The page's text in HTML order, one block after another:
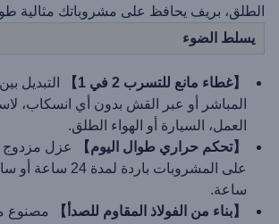
الطلق، بريف يحافظ على مشروباتك مثالية
يسلط الضوء
【غطاء مانع للتسرب 2 في 1】
التبديل
المباشر أو عبر القش بدون أي انسكاب،
العمل، السيارة أو الهواء الطلق.
【تحكم حراري طوال اليوم】
عزل مزدوج
ساعة.
【بناء من الفولاذ المقاوم للصدأ】